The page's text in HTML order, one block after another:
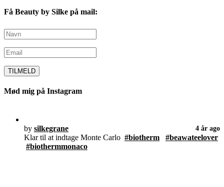
Få Beauty by Silke på mail:
Mød mig på Instagram
by silkegrane 4 år ago
Klar til at indtage Monte Carlo #biotherm
#beawateelover
#biothermmonaco